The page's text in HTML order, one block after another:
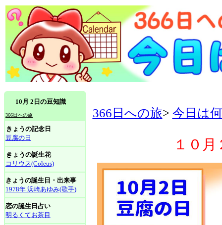
10月 2日の豆知識
366日への旅
きょうの記念日
豆腐の日
きょうの誕生花
コリウス(Coleus)
きょうの誕生日・出来事
1978年 浜崎あゆみ(歌手)
恋の誕生日占い
明るくてお茶目
366日への旅> 今日は
１０